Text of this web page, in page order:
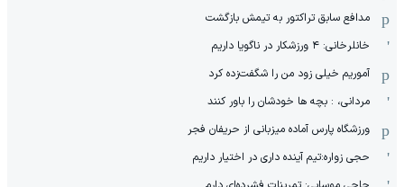
مدافع سابق تراکتور به تیمش بازگشت
خانلرخانی: ۴ ورزشکار در ناگویا داریم
آموریم خیلی زود من را شگفت‌زده کرد
مردانی، : بچه ها خودشان را باور کنند
ورزشگاه پارس آماده میزبانی از حریفان فجر
حجی زواره:تیم آینده داری در اختیار داریم